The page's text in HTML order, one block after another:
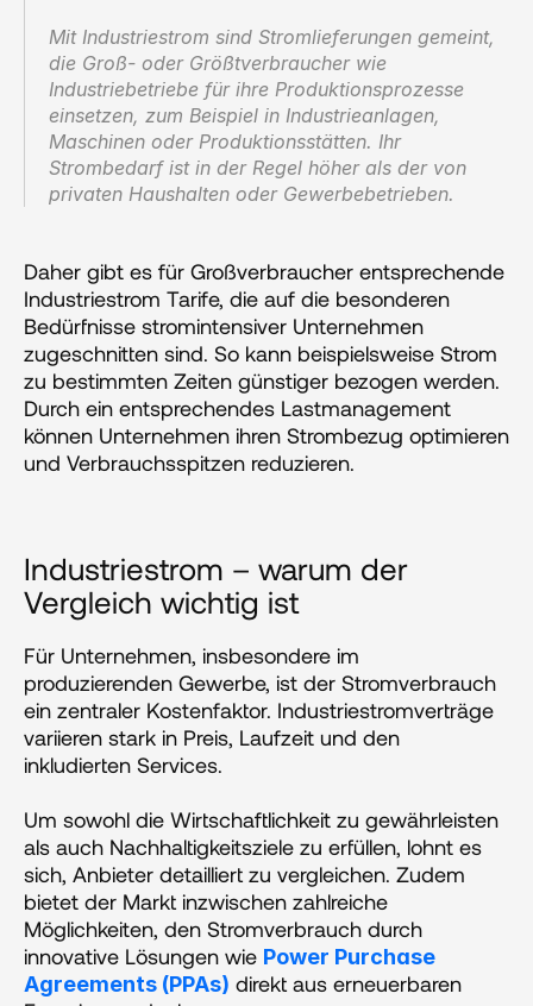
Mit Industriestrom sind Stromlieferungen gemeint,
die Groß- oder Größtverbraucher wie
Industriebetriebe für ihre Produktionsprozesse
einsetzen, zum Beispiel in Industrieanlagen,
Maschinen oder Produktionsstätten. Ihr
Strombedarf ist in der Regel höher als der von
privaten Haushalten oder Gewerbebetrieben.
Daher gibt es für Großverbraucher entsprechende
Industriestrom Tarife, die auf die besonderen
Bedürfnisse stromintensiver Unternehmen
zugeschnitten sind. So kann beispielsweise Strom
zu bestimmten Zeiten günstiger bezogen werden.
Durch ein entsprechendes Lastmanagement
können Unternehmen ihren Strombezug optimieren
und Verbrauchsspitzen reduzieren.
Industriestrom – warum der
Vergleich wichtig ist
Für Unternehmen, insbesondere im
produzierenden Gewerbe, ist der Stromverbrauch
ein zentraler Kostenfaktor. Industriestromverträge
variieren stark in Preis, Laufzeit und den
inkludierten Services.
Um sowohl die Wirtschaftlichkeit zu gewährleisten
als auch Nachhaltigkeitsziele zu erfüllen, lohnt es
sich, Anbieter detailliert zu vergleichen. Zudem
bietet der Markt inzwischen zahlreiche
Möglichkeiten, den Stromverbrauch durch
innovative Lösungen wie Power Purchase
Agreements (PPAs) direkt aus erneuerbaren